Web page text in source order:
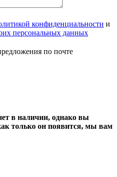
конфиденциальности и
персональных данных
по почте
в наличии, однако вы
только он появится, мы вам